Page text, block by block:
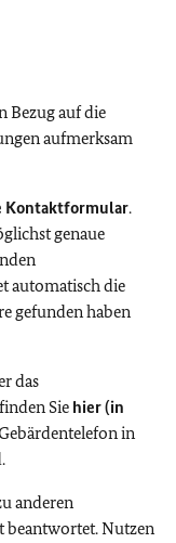
Bezug auf die
aufmerksam
Kontaktformular.
genaue
automatisch die
gefunden haben
das
Sie hier (in
in
anderen
beantwortet. Nutzen